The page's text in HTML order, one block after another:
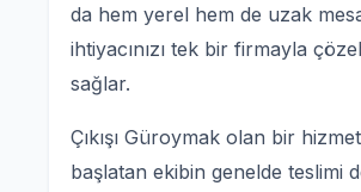
da hem yerel hem de uzak
ihtiyacınızı tek bir firmayla
sağlar.
Çıkışı Güroymak olan bir
başlatan ekibin genelde teslimi